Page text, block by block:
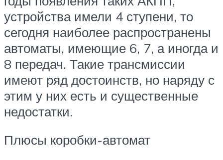
устройства имели 4 ступени, то
сегодня наиболее распространены
автоматы, имеющие 6, 7, а иногда и
8 передач. Такие трансмиссии
имеют ряд достоинств, но наряду с
этим у них есть и существенные
недостатки.
Плюсы коробки-автомат